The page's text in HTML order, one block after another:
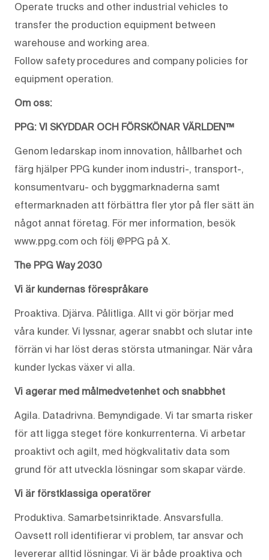
Operate trucks and other industrial vehicles to
transfer the production equipment between
warehouse and working area.
Follow safety procedures and company policies for
equipment operation.
Om oss:
PPG: VI SKYDDAR OCH FÖRSKÖNAR VÄRLDEN™
Genom ledarskap inom innovation, hållbarhet och
färg hjälper PPG kunder inom industri-, transport-,
konsumentvaru- och byggmarknaderna samt
eftermarknaden att förbättra fler ytor på fler sätt än
något annat företag. För mer information, besök
www.ppg.com och följ @PPG på X.
The PPG Way 2030
Vi är kundernas förespråkare
Proaktiva. Djärva. Pålitliga. Allt vi gör börjar med
våra kunder. Vi lyssnar, agerar snabbt och slutar inte
förrän vi har löst deras största utmaningar. När våra
kunder lyckas växer vi alla.
Vi agerar med målmedvetenhet och snabbhet
Agila. Datadrivna. Bemyndigade. Vi tar smarta risker
för att ligga steget före konkurrenterna. Vi arbetar
proaktivt och agilt, med högkvalitativ data som
grund för att utveckla lösningar som skapar värde.
Vi är förstklassiga operatörer
Produktiva. Samarbetsinriktade. Ansvarsfulla.
Oavsett roll identifierar vi problem, tar ansvar och
levererar alltid lösningar. Vi är både proaktiva och